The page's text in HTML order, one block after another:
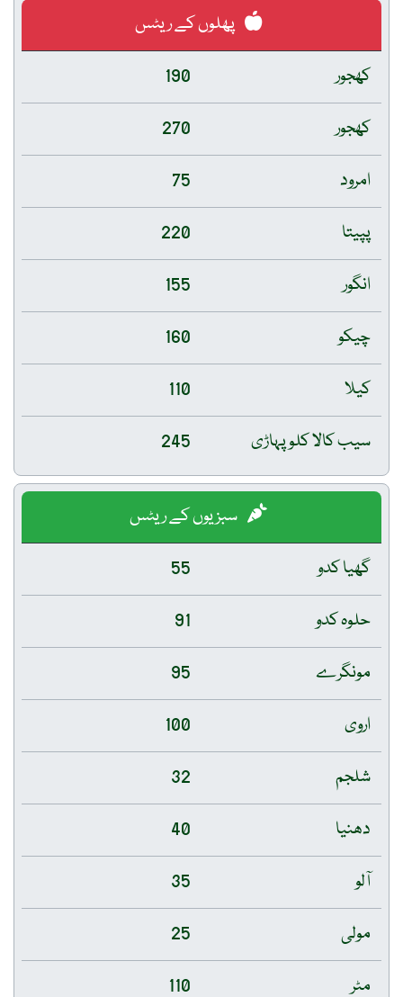
پھلوں کے ریٹس
کھجور
190
کھجور
270
امرود
75
پپیتا
220
انگور
155
چیکو
160
کیلا
110
سیب کالا کلو پہاڑی
245
سبزیوں کے ریٹس
گھیا کدو
55
حلوہ کدو
91
مونگرے
95
اروی
100
شلجم
32
دھنیا
40
آلو
35
مولی
25
مٹر
110